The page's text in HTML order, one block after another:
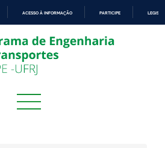
PARA
O
CONTEÚDO
ACESSO À INFORMAÇÃO PARTICIPE